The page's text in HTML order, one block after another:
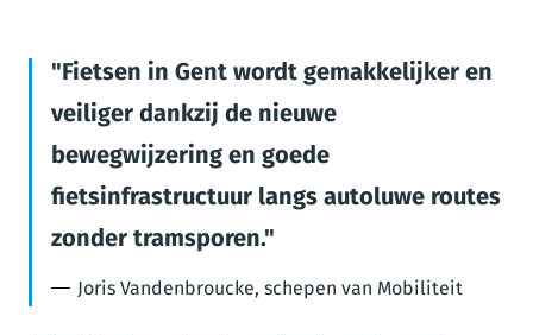
Fietsen in Gent wordt gemakkelijker en
veiliger dankzij de nieuwe
bewegwijzering en goede
fietsinfrastructuur langs autoluwe routes
zonder tramsporen.
Joris Vandenbroucke, schepen van Mobiliteit